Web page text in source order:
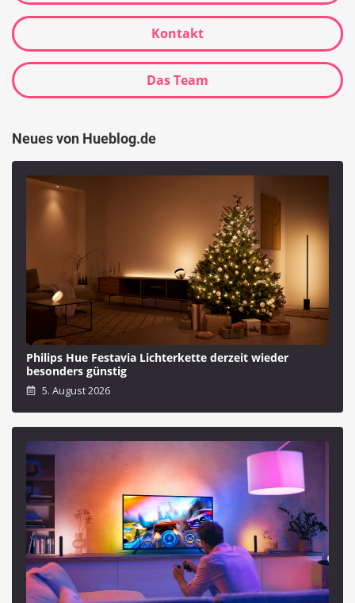
Kontakt
Das Team
Neues von Hueblog.de
Philips Hue Festavia Lichterkette derzeit wieder
besonders günstig
5. August 2026